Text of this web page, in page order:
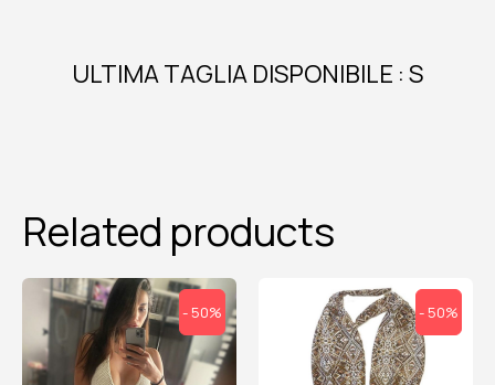
ULTIMA TAGLIA DISPONIBILE : S
Related products
- 50% - 50%